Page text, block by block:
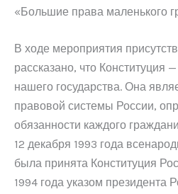
«Большие права маленького
В ходе мероприятия
рассказано, что Конституция
нашего государства. Она
правовой системы России,
обязанности каждого
12 декабря 1993 года
была принята Конституция
1994 года указом президента